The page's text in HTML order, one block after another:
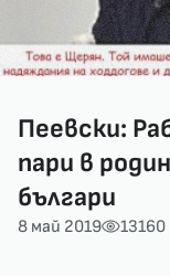
Пеевски:
пари в
българи
8 май 2019 13160